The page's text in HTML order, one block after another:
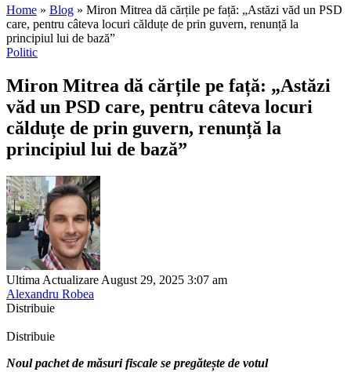
Home » Blog » Miron Mitrea dă cărțile pe față: „Astăzi văd un PSD
care, pentru câteva locuri călduțe de prin guvern, renunță la
principiul lui de bază”
Politic
Miron Mitrea dă cărțile pe față: „Astăzi
văd un PSD care, pentru câteva locuri
călduțe de prin guvern, renunță la
principiul lui de bază”
Ultima Actualizare August 29, 2025 3:07 am
Alexandru Robea
Distribuie
Distribuie
Noul pachet de măsuri fiscale se pregătește de votul